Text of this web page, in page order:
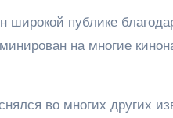
публике
на многие
во многих других